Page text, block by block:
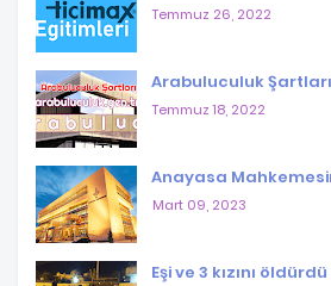
Temmuz 26, 2022
Arabuluculuk
Temmuz 18, 2022
Anayasa
Mart 09, 2023
Eşi ve 3 kızını öldürdü